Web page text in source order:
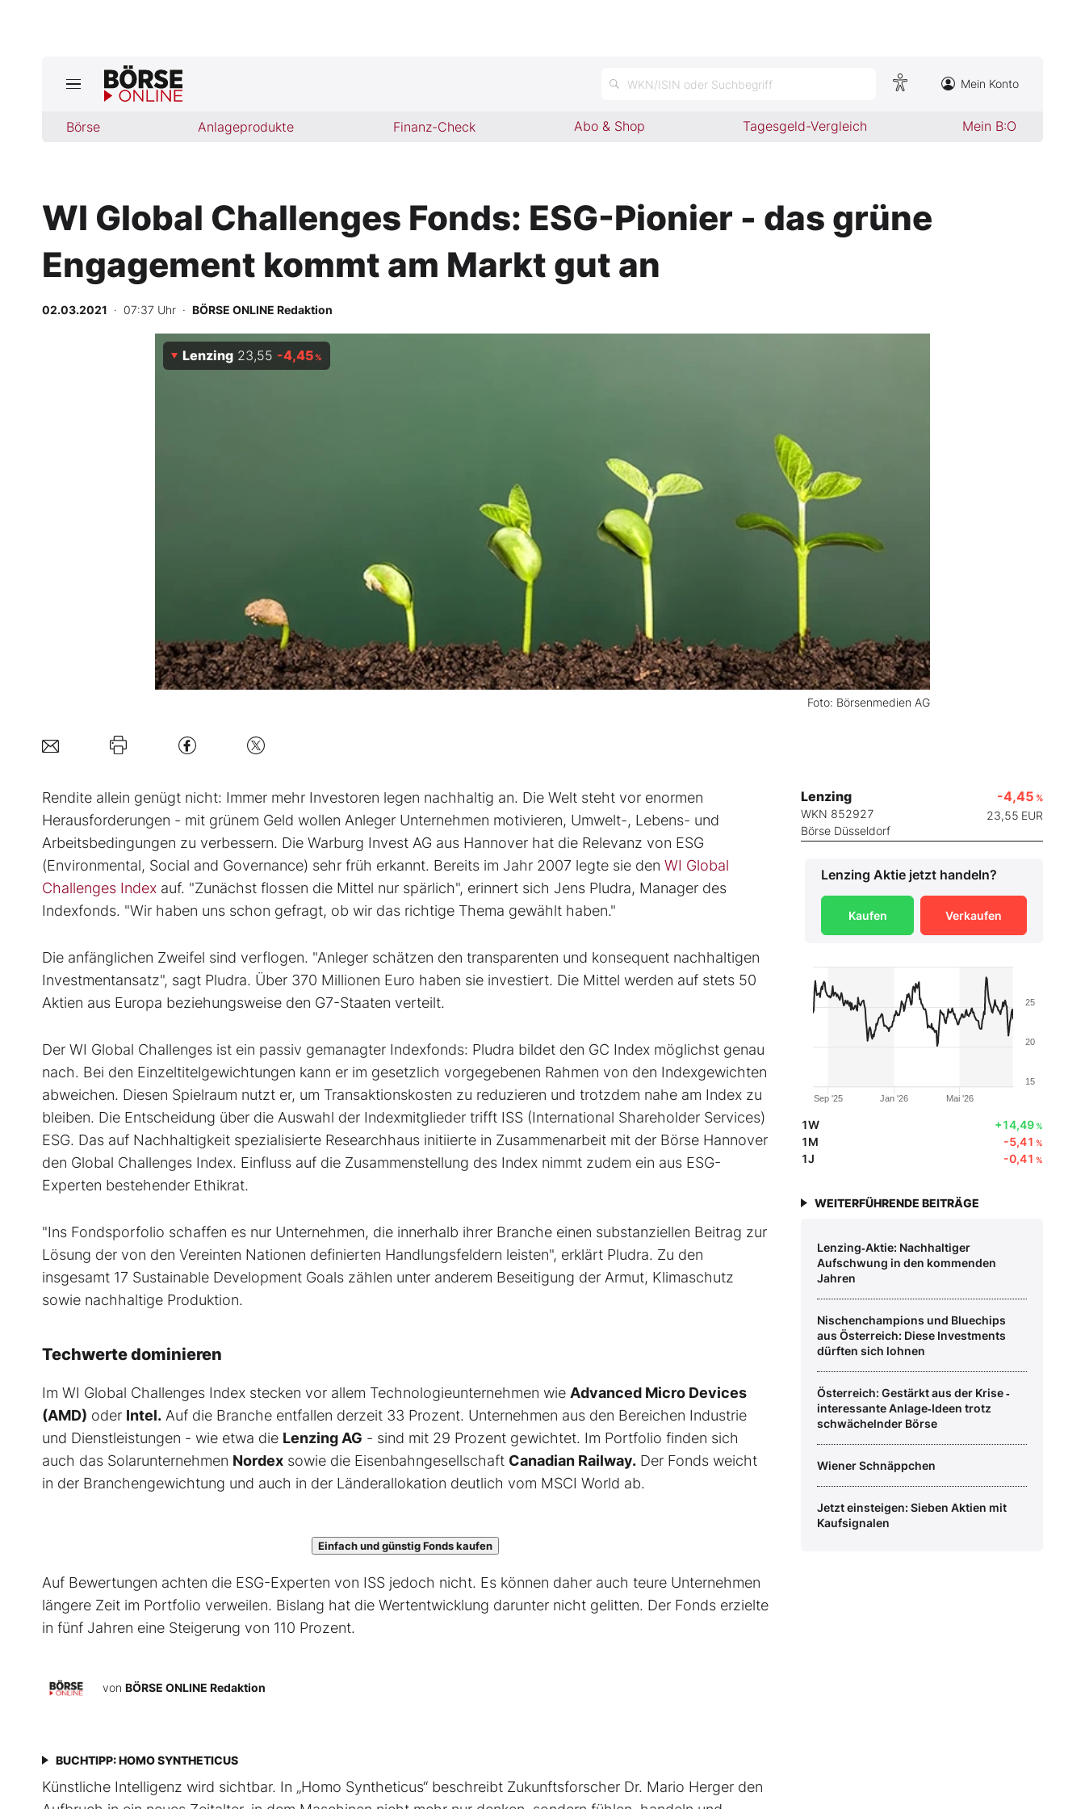
WKN/ISIN oder Suchbegriff Mein Konto
Börse Anlageprodukte Finanz-Check Abo & Shop Tagesgeld-Vergleich Mein B:O
Jetzt aktuelle Ausgabe BÖRSE ONLINE lesen
Anlageprodukte
Finanz-Check
BO-Musterdepots
WI Global Challenges Fonds: ESG-Pionier - das grüne
Engagement kommt am Markt gut an
02.03.2021 · 07:37 Uhr · BÖRSE ONLINE Redaktion
Foto: Börsenmedien AG
Lenzing 23,55 -4,45%
Rendite allein genügt nicht: Immer mehr Investoren legen nachhaltig an. Die Welt steht vor enormen
Herausforderungen - mit grünem Geld wollen Anleger Unternehmen motivieren, Umwelt-, Lebens- und
Arbeitsbedingungen zu verbessern. Die Warburg Invest AG aus Hannover hat die Relevanz von ESG
(Environmental, Social and Governance) sehr früh erkannt. Bereits im Jahr 2007 legte sie den WI Global
Challenges Index auf. "Zunächst flossen die Mittel nur spärlich", erinnert sich Jens Pludra, Manager des
Indexfonds. "Wir haben uns schon gefragt, ob wir das richtige Thema gewählt haben."
Die anfänglichen Zweifel sind verflogen. "Anleger schätzen den transparenten und konsequent nachhaltigen
Investmentansatz", sagt Pludra. Über 370 Millionen Euro haben sie investiert. Die Mittel werden auf stets 50
Aktien aus Europa beziehungsweise den G7-Staaten verteilt.
Der WI Global Challenges ist ein passiv gemanagter Indexfonds: Pludra bildet den GC Index möglichst genau
nach. Bei den Einzeltitelgewichtungen kann er im gesetzlich vorgegebenen Rahmen von den Indexgewichten
abweichen. Diesen Spielraum nutzt er, um Transaktionskosten zu reduzieren und trotzdem nahe am Index zu
bleiben. Die Entscheidung über die Auswahl der Indexmitglieder trifft ISS (International Shareholder Services)
ESG. Das auf Nachhaltigkeit spezialisierte Researchhaus initiierte in Zusammenarbeit mit der Börse Hannover
den Global Challenges Index. Einfluss auf die Zusammenstellung des Index nimmt zudem ein aus ESG-
Experten bestehender Ethikrat.
"Ins Fondsporfolio schaffen es nur Unternehmen, die innerhalb ihrer Branche einen substanziellen Beitrag zur
Lösung der von den Vereinten Nationen definierten Handlungsfeldern leisten", erklärt Pludra. Zu den
insgesamt 17 Sustainable Development Goals zählen unter anderem Beseitigung der Armut, Klimaschutz
sowie nachhaltige Produktion.
Techwerte dominieren
Im WI Global Challenges Index stecken vor allem Technologieunternehmen wie Advanced Micro Devices
(AMD) oder Intel. Auf die Branche entfallen derzeit 33 Prozent. Unternehmen aus den Bereichen Industrie
und Dienstleistungen - wie etwa die Lenzing AG - sind mit 29 Prozent gewichtet. Im Portfolio finden sich
auch das Solarunternehmen Nordex sowie die Eisenbahngesellschaft Canadian Railway. Der Fonds weicht
in der Branchengewichtung und auch in der Länderallokation deutlich vom MSCI World ab.
Einfach und günstig Fonds kaufen
Auf Bewertungen achten die ESG-Experten von ISS jedoch nicht. Es können daher auch teure Unternehmen
längere Zeit im Portfolio verweilen. Bislang hat die Wertentwicklung darunter nicht gelitten. Der Fonds erzielte
in fünf Jahren eine Steigerung von 110 Prozent.
von BÖRSE ONLINE Redaktion
BUCHTIPP: HOMO SYNTHETICUS
Künstliche Intelligenz wird sichtbar. In „Homo Syntheticus“ beschreibt Zukunftsforscher Dr. Mario Herger den
Lenzing
WKN 852927
Börse Düsseldorf
-4,45 %
23,55 EUR
Lenzing Aktie jetzt handeln?
Kaufen Verkaufen
Jan '26
Sep '25 Mai '26
15
20
25
1W +14,49%
1M -5,41 %
1J -0,41 %
WEITERFÜHRENDE BEITRÄGE
Lenzing‑Aktie: Nachhaltiger
Aufschwung in den kommenden
Jahren
Nischenchampions und Bluechips
aus Österreich: Diese Investments
dürften sich lohnen
Österreich: Gestärkt aus der Krise ‑
interessante Anlage‑Ideen trotz
schwächelnder Börse
Wiener Schnäppchen
Jetzt einsteigen: Sieben Aktien mit
Kaufsignalen